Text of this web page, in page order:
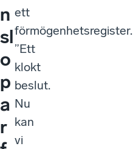
n
sl
o
p
a
r
ett
förmögenhetsregister.
”Ett
klokt
beslut.
Nu
kan
vi